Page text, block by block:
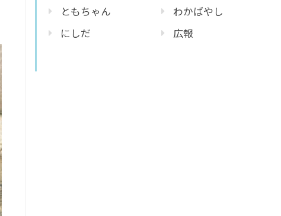
ともちゃん
にしだ
わかばやし
広報